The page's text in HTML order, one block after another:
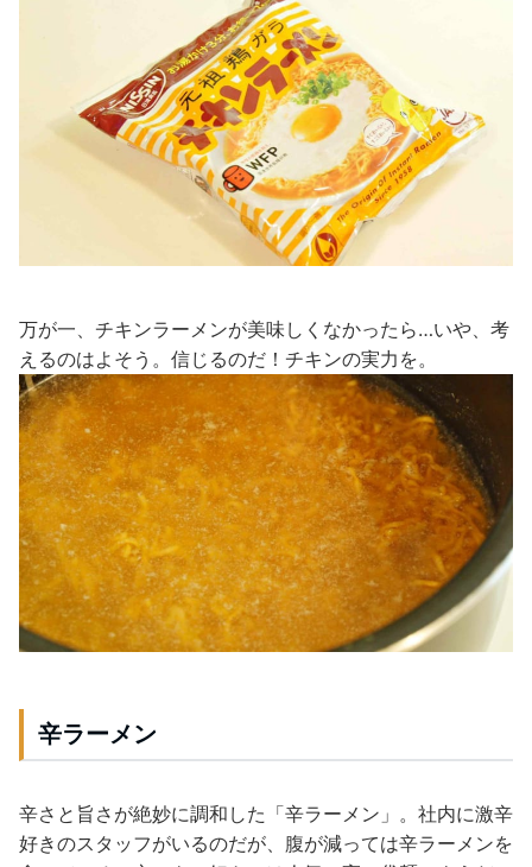
万が一、チキンラーメンが美味しくなかったら…いや、考
えるのはよそう。信じるのだ！チキンの実力を。
辛ラーメン
辛さと旨さが絶妙に調和した「辛ラーメン」。社内に激辛
好きのスタッフがいるのだが、腹が減っては辛ラーメンを